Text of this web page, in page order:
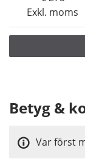
Exkl. moms
Betyg &
Var först